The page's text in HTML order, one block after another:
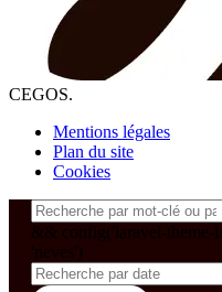
CEGOS.
Mentions légales
Plan du site
Cookies
&& config('laravel-
'neves')